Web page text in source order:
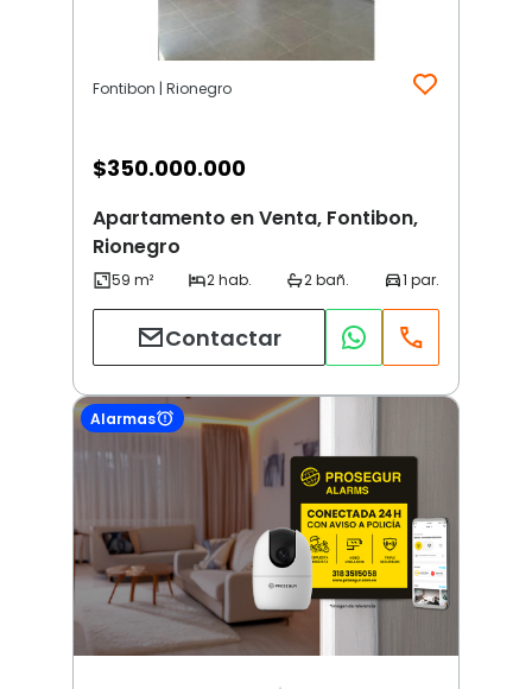
Fontibon | Rionegro
$350.000.000
Apartamento en Venta, Fontibon,
Rionegro
Contactar
Alarmas